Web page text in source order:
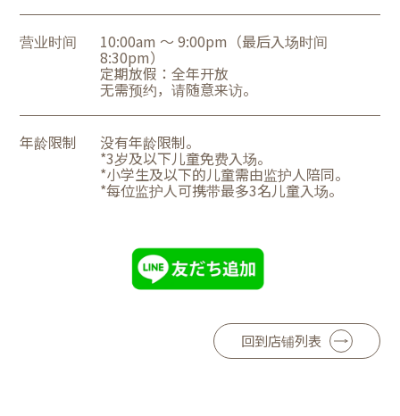
营业时间 10:00am ～ 9:00pm（最后入场时间
8:30pm）
定期放假：全年开放
无需预约，请随意来访。
年龄限制 没有年龄限制。
*3岁及以下儿童免费入场。
*小学生及以下的儿童需由监护人陪同。
*每位监护人可携带最多3名儿童入场。
回到店铺列表